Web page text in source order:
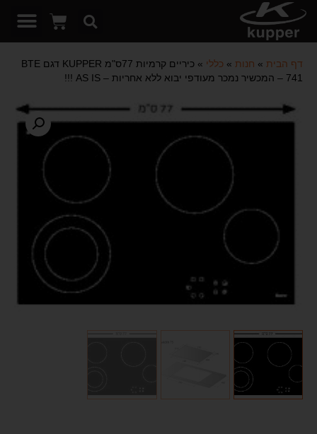
דף הבית » חנות » כללי »
כיריים קרמיות 77ס"מ KUPPER דגם BTE
741 – המכשיר נמכר מעודפי יבוא ללא אחריות – AS IS !!!